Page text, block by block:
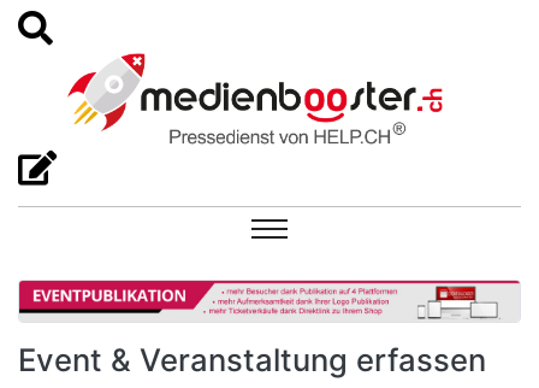
Event & Veranstaltung erfassen